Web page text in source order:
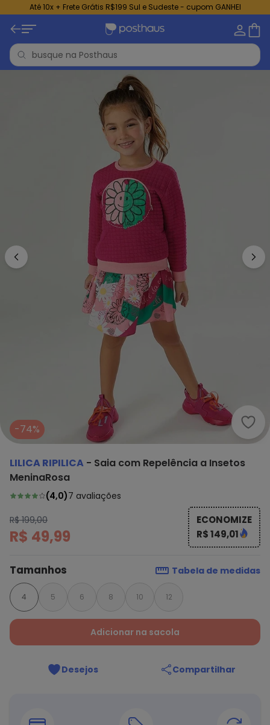
Até 10x + Frete Grátis R$199 Sul e Sudeste - cupom GANHEI
-74%
LILICA RIPILICA - Saia com Repelência a Insetos
MeninaRosa
(4,0)7 avaliações
R$ 199,00
R$ 49,99
ECONOMIZE
R$ 149,01
Tamanhos Tabela de medidas
4 5 6 8 10 12
Adicionar na sacola
Desejos Compartilhar